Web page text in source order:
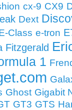
cx-9 CX9
Dext
Class e-tron
Fitzgerald
1
Ghost Gigabit
GT3 GTS